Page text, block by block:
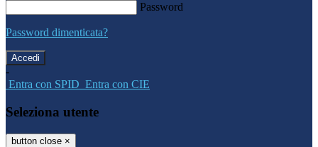
Password
Password dimenticata?
-
Entra con SPID Entra con CIE
Seleziona utente
button close ×